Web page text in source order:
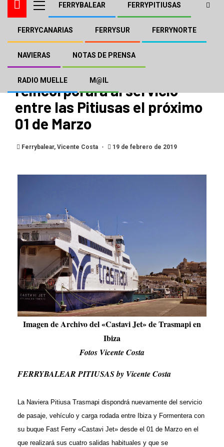
FERRYBALEAR FERRYPITIUSAS
FERRYCANARIAS FERRYSUR FERRYNORTE
NAVIERAS NOTAS DE PRENSA
RADIO MUELLE M@IL
El Fast Ferry «Castaví Jet»
de Trasmapi se
reincorporará al servicio
entre las Pitiusas el próximo
01 de Marzo
Ferrybalear, Vicente Costa 19 de febrero de 2019
Imagen de Archivo del «Castavi Jet» de Trasmapi en
Ibiza
Fotos Vicente Costa
FERRYBALEAR PITIUSAS by Vicente Costa
La Naviera Pitiusa Trasmapi dispondrá nuevamente del servicio
de pasaje, vehículo y carga rodada entre Ibiza y Formentera con
su buque Fast Ferry «Castavi Jet» desde el 01 de Marzo en el
que realizará sus cuatro salidas habituales y que se